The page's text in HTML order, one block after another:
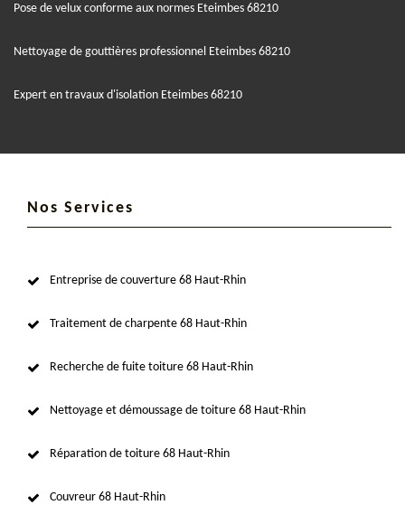
Pose de velux conforme aux normes Eteimbes 68210
Nettoyage de gouttières professionnel Eteimbes 68210
Expert en travaux d'isolation Eteimbes 68210
Nos Services
Entreprise de couverture 68 Haut-Rhin
Traitement de charpente 68 Haut-Rhin
Recherche de fuite toiture 68 Haut-Rhin
Nettoyage et démoussage de toiture 68 Haut-Rhin
Réparation de toiture 68 Haut-Rhin
Couvreur 68 Haut-Rhin